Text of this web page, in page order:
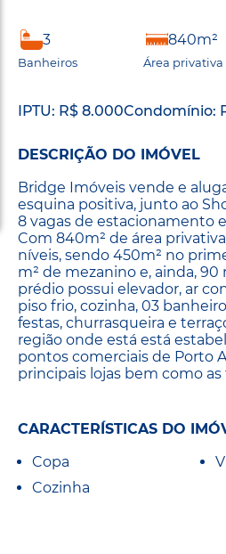
3
Banheiros
840m²
Área privativa
IPTU: R$ 8.000Condomínio:
DESCRIÇÃO DO IMÓVEL
Bridge Imóveis vende e
esquina positiva, junto ao
8 vagas de estacionamento
Com 840m² de área
níveis, sendo 450m² no
m² de mezanino e, ainda, 90
prédio possui elevador, ar
piso frio, cozinha, 03
festas, churrasqueira e
região onde está está
pontos comerciais de Porto
principais lojas bem como
CARACTERÍSTICAS DO
Copa
Cozinha